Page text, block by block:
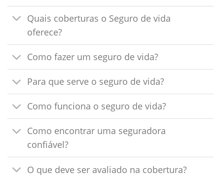
Quais coberturas o Seguro de vida
oferece?
Como fazer um seguro de vida?
Para que serve o seguro de vida?
Como funciona o seguro de vida?
Como encontrar uma seguradora
confiável?
O que deve ser avaliado na cobertura?